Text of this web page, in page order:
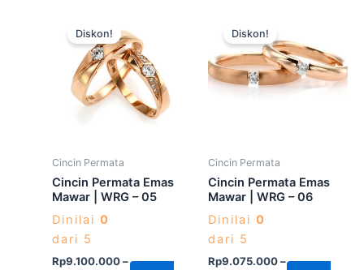
Diskon!
Cincin Permata
Cincin Permata Emas
Mawar | WRG – 05
Dinilai 0
dari 5
Rp9.100.000–
ini
memiliki
beberapa
varian.
Pilihan
di
halaman
Diskon!
Cincin Permata
Cincin Permata Emas
Mawar | WRG – 06
Dinilai 0
dari 5
Rp9.075.000–
ini
memiliki
beberapa
varian.
di
halaman